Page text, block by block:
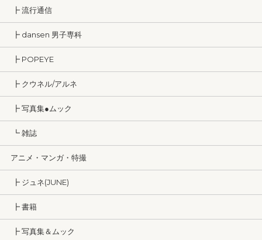
┣ 流行通信
┣ dansen 男子専科
┣ POPEYE
┣ クウネル/アルネ
┣ 写真集●ムック
┗ 雑誌
アニメ・マンガ・特撮
┣ ジュネ(JUNE)
┣ 書籍
┣ 写真集＆ムック